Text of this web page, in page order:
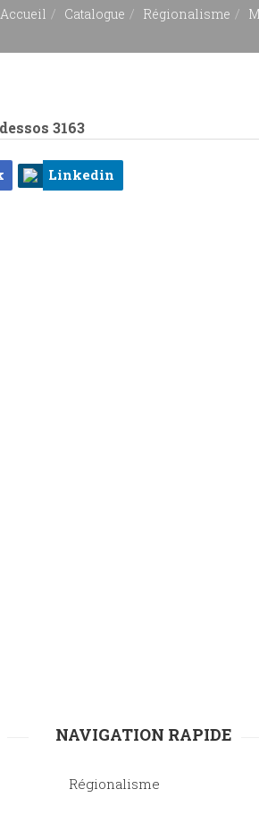
Accueil Catalogue Régionalisme
3163
Linkedin
NAVIGATION RAPIDE
Régionalisme